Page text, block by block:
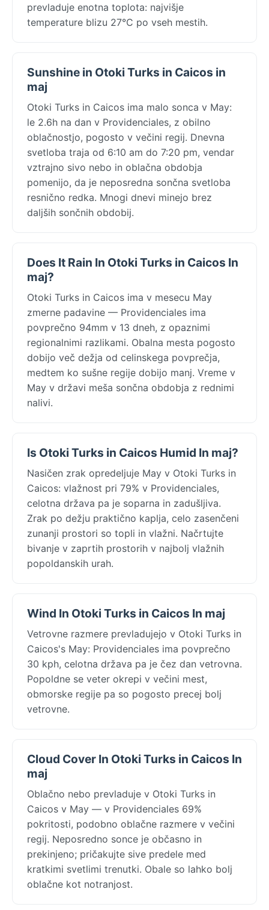
prevladuje enotna toplota: najvišje
temperature blizu 27°C po vseh mestih.
Sunshine in Otoki Turks in Caicos in
maj
Otoki Turks in Caicos ima malo sonca v May:
le 2.6h na dan v Providenciales, z obilno
oblačnostjo, pogosto v večini regij. Dnevna
svetloba traja od 6:10 am do 7:20 pm, vendar
vztrajno sivo nebo in oblačna obdobja
pomenijo, da je neposredna sončna svetloba
resnično redka. Mnogi dnevi minejo brez
daljših sončnih obdobij.
Does It Rain In Otoki Turks in Caicos In
maj?
Otoki Turks in Caicos ima v mesecu May
zmerne padavine — Providenciales ima
povprečno 94mm v 13 dneh, z opaznimi
regionalnimi razlikami. Obalna mesta pogosto
dobijo več dežja od celinskega povprečja,
medtem ko sušne regije dobijo manj. Vreme v
May v državi meša sončna obdobja z rednimi
nalivi.
Is Otoki Turks in Caicos Humid In maj?
Nasičen zrak opredeljuje May v Otoki Turks in
Caicos: vlažnost pri 79% v Providenciales,
celotna država pa je soparna in zadušljiva.
Zrak po dežju praktično kaplja, celo zasenčeni
zunanji prostori so topli in vlažni. Načrtujte
bivanje v zaprtih prostorih v najbolj vlažnih
popoldanskih urah.
Wind In Otoki Turks in Caicos In maj
Vetrovne razmere prevladujejo v Otoki Turks in
Caicos's May: Providenciales ima povprečno
30 kph, celotna država pa je čez dan vetrovna.
Popoldne se veter okrepi v večini mest,
obmorske regije pa so pogosto precej bolj
vetrovne.
Cloud Cover In Otoki Turks in Caicos In
maj
Oblačno nebo prevladuje v Otoki Turks in
Caicos v May — v Providenciales 69%
pokritosti, podobno oblačne razmere v večini
regij. Neposredno sonce je občasno in
prekinjeno; pričakujte sive predele med
kratkimi svetlimi trenutki. Obale so lahko bolj
oblačne kot notranjost.